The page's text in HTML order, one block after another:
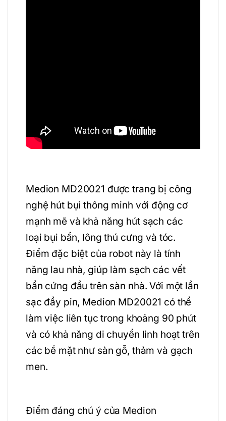
Medion MD20021 được trang bị công
nghệ hút bụi thông minh với động cơ
mạnh mẽ và khả năng hút sạch các
loại bụi bẩn, lông thú cưng và tóc.
Điểm đặc biệt của robot này là tính
năng lau nhà, giúp làm sạch các vết
bẩn cứng đầu trên sàn nhà. Với một lần
sạc đầy pin, Medion MD20021 có thể
làm việc liên tục trong khoảng 90 phút
và có khả năng di chuyển linh hoạt trên
các bề mặt như sàn gỗ, thảm và gạch
men.
Điểm đáng chú ý của Medion